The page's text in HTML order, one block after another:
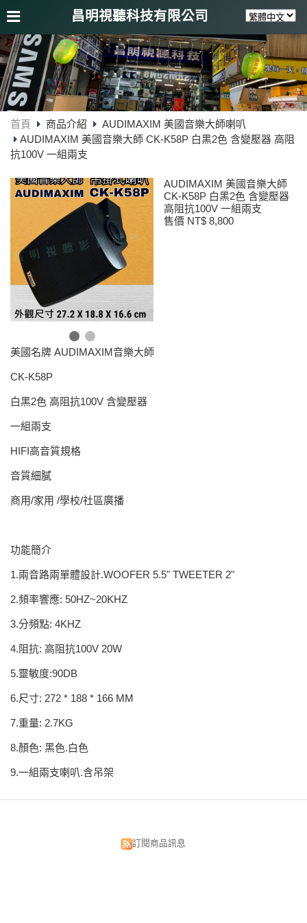
昌明視聽科技有限公司
首頁 商品介紹
AUDIMAXIM 美國音樂大師喇叭
AUDIMAXIM 美國音樂大師 CK-K58P 白黑2色 含變壓器 高阻
抗100V 一組兩支
AUDIMAXIM 美國音樂大師
CK-K58P 白黑2色 含變壓器
高阻抗100V 一組兩支
售價 NT$ 8,800
美國名牌 AUDIMAXIM音樂大師
CK-K58P
白黑2色 高阻抗100V 含變壓器
一組兩支
HIFI高音質規格
音質細膩
商用/家用 /學校/社區廣播
功能簡介
1.兩音路兩單體設計.WOOFER 5.5" TWEETER 2"
2.頻率響應: 50HZ~20KHZ
3.分頻點: 4KHZ
4.阻抗: 高阻抗100V 20W
5.靈敏度:90DB
6.尺寸: 272 * 188 * 166 MM
7.重量: 2.7KG
8.顏色: 黑色.白色
9.一組兩支喇叭.含吊架
訂閱商品訊息